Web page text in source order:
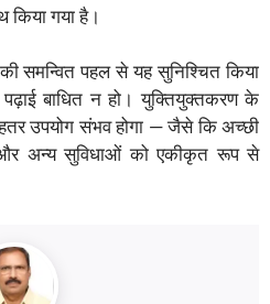
किया गया है।
समन्वित पहल से यह सुनिश्चित किया
पढ़ाई बाधित न हो। युक्तियुक्तकरण के
उपयोग संभव होगा — जैसे कि अच्छी
और अन्य सुविधाओं को एकीकृत रूप से